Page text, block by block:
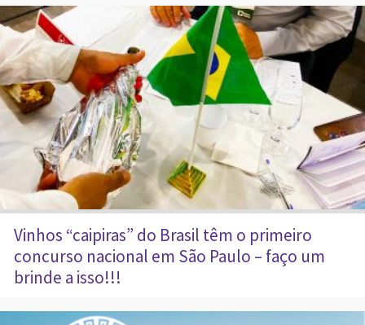
Vinhos “caipiras” do Brasil têm o primeiro
concurso nacional em São Paulo – faço um
brinde a isso!!!